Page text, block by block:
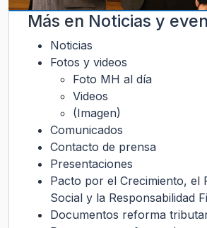
Más en Noticias y
Noticias
Fotos y videos
Foto MH al día
Videos
(Imagen)
Comunicados
Contacto de prensa
Presentaciones
Pacto por el Crecimiento, el
Social y la Responsabilidad
Documentos reforma